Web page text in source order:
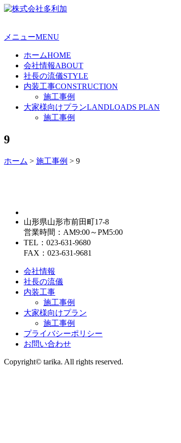
メニューMENU
ホームHOME
会社情報ABOUT
社長の流儀STYLE
内装工事CONSTRUCTION
施工事例
大家様向けプランLANDLOADS PLAN
施工事例
9
ホーム > 施工事例 > 9
山形県山形市前田町17-8
営業時間：AM9:00～PM5:00
TEL：023-631-9680
FAX：023-631-9681
会社情報
社長の流儀
内装工事
施工事例
大家様向けプラン
施工事例
プライバシーポリシー
お問い合わせ
Copyright© tarika. All rights reserved.